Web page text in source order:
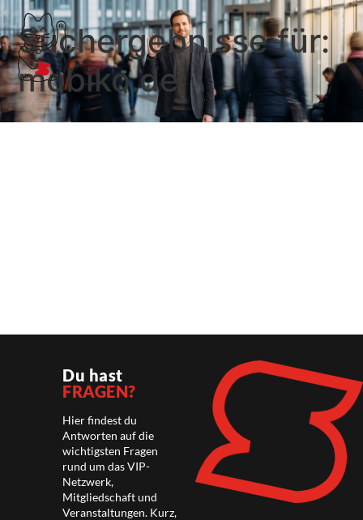
Suchergebnisse für:
mobiko.de
Du hast
FRAGEN?
Hier findest du
Antworten auf die
wichtigsten Fragen
rund um das VIP-
Netzwerk,
Mitgliedschaft und
Veranstaltungen. Kurz,